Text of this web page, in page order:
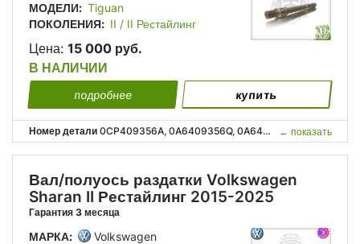
МОДЕЛИ: Tiguan
ПОКОЛЕНИЯ: II / II Рестайлинг
Цена: 15 000 руб.
В НАЛИЧИИ
подробнее купить
Номер детали 0CP409356A, 0A6409356Q, 0A6409351N, 0CP 409 356 A, 0A6 409 356 Q, 0A6 409 351 N; ← показать
Вал/полуось раздатки Volkswagen
Sharan II Рестайлинг 2015-2025
Гарантия 3 месяца
МАРКА:
Volkswagen